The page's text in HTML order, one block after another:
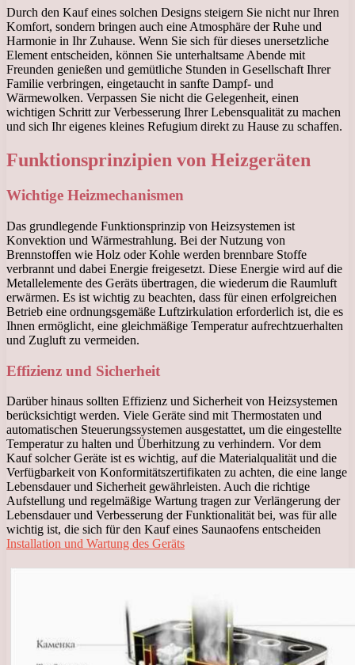
Durch den Kauf eines solchen Designs steigern Sie nicht nur Ihren
Komfort, sondern bringen auch eine Atmosphäre der Ruhe und
Harmonie in Ihr Zuhause. Wenn Sie sich für dieses unersetzliche
Element entscheiden, können Sie unterhaltsame Abende mit
Freunden genießen und gemütliche Stunden in Gesellschaft Ihrer
Familie verbringen, eingetaucht in sanfte Dampf- und
Wärmewolken. Verpassen Sie nicht die Gelegenheit, einen
wichtigen Schritt zur Verbesserung Ihrer Lebensqualität zu machen
und sich Ihr eigenes kleines Refugium direkt zu Hause zu schaffen.
Funktionsprinzipien von Heizgeräten
Wichtige Heizmechanismen
Das grundlegende Funktionsprinzip von Heizsystemen ist
Konvektion und Wärmestrahlung. Bei der Nutzung von
Brennstoffen wie Holz oder Kohle werden brennbare Stoffe
verbrannt und dabei Energie freigesetzt. Diese Energie wird auf die
Metallelemente des Geräts übertragen, die wiederum die Raumluft
erwärmen. Es ist wichtig zu beachten, dass für einen erfolgreichen
Betrieb eine ordnungsgemäße Luftzirkulation erforderlich ist, die es
Ihnen ermöglicht, eine gleichmäßige Temperatur aufrechtzuerhalten
und Zugluft zu vermeiden.
Effizienz und Sicherheit
Darüber hinaus sollten Effizienz und Sicherheit von Heizsystemen
berücksichtigt werden. Viele Geräte sind mit Thermostaten und
automatischen Steuerungssystemen ausgestattet, um die eingestellte
Temperatur zu halten und Überhitzung zu verhindern. Vor dem
Kauf solcher Geräte ist es wichtig, auf die Materialqualität und die
Verfügbarkeit von Konformitätszertifikaten zu achten, die eine lange
Lebensdauer und Sicherheit gewährleisten. Auch die richtige
Aufstellung und regelmäßige Wartung tragen zur Verlängerung der
Lebensdauer und Verbesserung der Funktionalität bei, was für alle
wichtig ist, die sich für den Kauf eines Saunaofens entscheiden
Installation und Wartung des Geräts